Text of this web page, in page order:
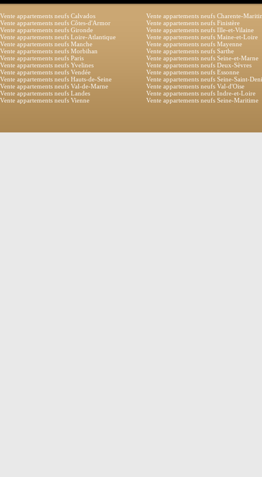
Vente appartements neufs Calvados
Vente appartements neufs Charente-
Vente appartements neufs Côtes-d'Armor
Vente appartements neufs Finistère
Vente appartements neufs Gironde
Vente appartements neufs Ille-et-Vilaine
Vente appartements neufs Loire-Atlantique
Vente appartements neufs Maine-et-Loire
Vente appartements neufs Manche
Vente appartements neufs Mayenne
Vente appartements neufs Morbihan
Vente appartements neufs Sarthe
Vente appartements neufs Paris
Vente appartements neufs Seine-et-Marne
Vente appartements neufs Yvelines
Vente appartements neufs Deux-Sèvres
Vente appartements neufs Vendée
Vente appartements neufs Essonne
Vente appartements neufs Hauts-de-Seine
Vente appartements neufs Seine-Saint-
Vente appartements neufs Val-de-Marne
Vente appartements neufs Val-d'Oise
Vente appartements neufs Landes
Vente appartements neufs Indre-et-Loire
Vente appartements neufs Vienne
Vente appartements neufs Seine-Maritime